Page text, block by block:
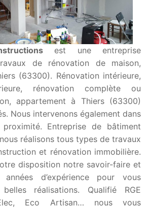
est une entreprise
de rénovation de maison,
(63300). Rénovation intérieure,
rénovation complète ou
appartement à Thiers (63300)
Nous intervenons également dans
Entreprise de bâtiment
réalisons tous types de travaux
et rénovation immobilière.
disposition notre savoir-faire et
années d’expérience pour vous
réalisations. Qualifié RGE
Eco Artisan… nous vous